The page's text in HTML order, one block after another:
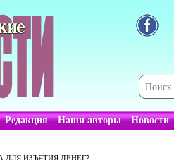
Редакция Наши авторы Новости
ИЗЪЯТИЯ ДЕНЕГ?